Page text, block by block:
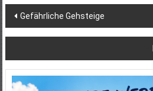
Beitragsnavigation
Gefährliche Gehsteige